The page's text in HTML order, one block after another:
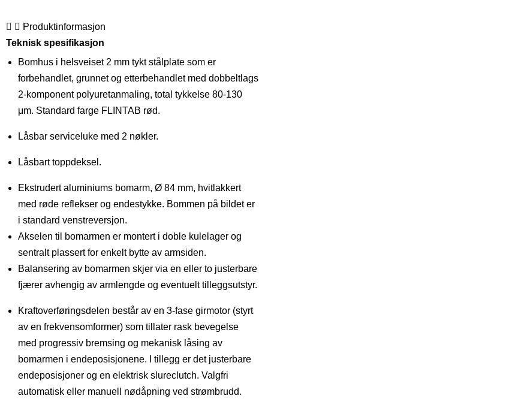
Produktinformasjon
Teknisk spesifikasjon
Bomhus i helsveiset 2 mm tykt stålplate som er
forbehandlet, grunnet og etterbehandlet med dobbeltlags
2-komponent polyuretanmaling, total tykkelse 80-130
μm. Standard farge FLINTAB rød.
Låsbar serviceluke med 2 nøkler.
Låsbart toppdeksel.
Ekstrudert aluminiums bomarm, Ø 84 mm, hvitlakkert
med røde reflekser og endestykke. Bommen på bildet er
i standard venstreversjon.
Akselen til bomarmen er montert i doble kulelager og
sentralt plassert for enkelt bytte av armsiden.
Balansering av bomarmen skjer via en eller to justerbare
fjærer avhengig av armlengde og eventuelt tilleggsutstyr.
Kraftoverføringsdelen består av en 3-fase girmotor (styrt
av en frekvensomformer) som tillater rask bevegelse
med progressiv bremsing og mekanisk låsing av
bomarmen i endeposisjonene. I tillegg er det justerbare
endeposisjoner og en elektrisk slureclutch. Valgfri
automatisk eller manuell nødåpning ved strømbrudd.